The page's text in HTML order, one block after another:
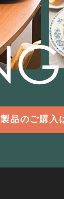
製品のご購入